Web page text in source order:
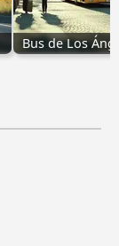
Bus de Los